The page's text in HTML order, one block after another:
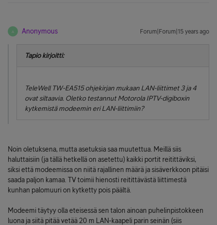
A Anonymous Forum|Forum|15 years ago
Tapio kirjoitti:
TeleWell TW-EA515 ohjekirjan mukaan LAN-liittimet 3 ja 4
ovat siltaavia. Oletko testannut Motorola IPTV-digiboxin
kytkemistä modeemin eri LAN-liittimiin?
Noin oletuksena, mutta asetuksia saa muutettua. Meillä siis
haluttaisiin (ja tällä hetkellä on asetettu) kaikki portit reitittäviksi,
siksi että modeemissa on niitä rajallinen määrä ja sisäverkkoon pitäisi
saada paljon kamaa. TV toimii hienosti reitittävästä liittimestä
kunhan palomuuri on kytketty pois päältä.
Modeemi täytyy olla eteisessä sen talon ainoan puhelinpistokkeen
luona ja siitä pitää vetää 20 m LAN-kaapeli parin seinän (siis